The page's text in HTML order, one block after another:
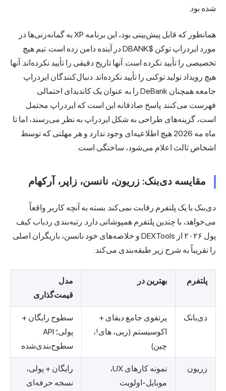
شده بود.
همانطور که قابل پیش‌بینی بود، این برنامه XP به گمانه‌زنی‌ها در
مورد ایردراپ توکن $DBANK در آینده دامن زده است. تیم هیچ
تخصیصی را تأیید نکرده است. آنها تاریخ دقیقی را تأیید نکرده‌اند. آنها
هیچ رویداد تولید توکنی را تأیید نکرده‌اند. دنبال‌کنندگان ایردراپ
جامعه همچنان DeBank را به عنوان یک کاندیدای احتمالی
فهرست می‌کنند. پاسخ صادقانه این است که ایردراپ محتمل
است، گزینه‌های طراحی به شکل ایردراپ به نظر می‌رسند، اما تا
ماه مه 2026 هیچ اطلاعیه‌ای وجود ندارد و هر مهلتی که توسط
اشخاص ثالث اعلام می‌شود، ساختگی است.
مقایسه دی‌بنک: زریون، نانسن، زاپر، آرکهام
دی‌بنک با یک پلتفرم رقابت نمی‌کند. بسته به آنچه کاربر واقعاً
می‌خواهد، با چندین پلتفرم همپوشانی دارد. رتبه‌بندی ردیاب کیف
پول
۲۰۲۶ از DEXTools و خلاصه‌های خود نانسن، بازیگران اصلی
را تقریباً به شرح زیر طبقه‌بندی می‌کند:
پلتفرم بهترین در
مدل
قیمت‌گذاری
دی‌بانک
پرتفوی جامع دیفای +
اکوسیستم (ربی، های!،
چین)
سطوح رایگان +
پولی؛ API
سطوح‌بندی‌شده
زریون
نمونه کارهای UX،
موبایل-اولویت
رایگان + پولی،
نسخه حرفه‌ای